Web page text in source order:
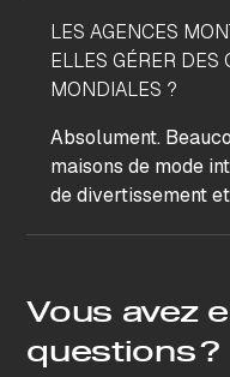
LES AGENCES
ELLES GÉRER DES
MONDIALES ?
Absolument.
maisons de mode
de divertissement
Vous avez
questions ?